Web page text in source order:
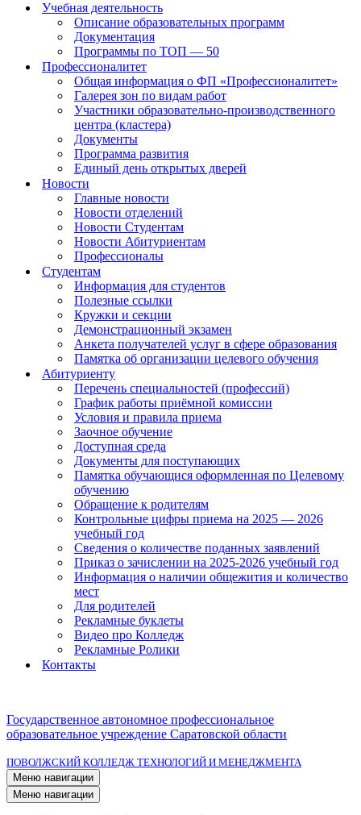
Учебная деятельность
Описание образовательных программ
Документация
Программы по ТОП — 50
Профессионалитет
Общая информация о ФП «Профессионалитет»
Галерея зон по видам работ
Участники образовательно-производственного
центра (кластера)
Документы
Программа развития
Единый день открытых дверей
Новости
Главные новости
Новости отделений
Новости Студентам
Новости Абитуриентам
Профессионалы
Студентам
Информация для студентов
Полезные ссылки
Кружки и секции
Демонстрационный экзамен
Анкета получателей услуг в сфере образования
Памятка об организации целевого обучения
Абитуриенту
Перечень специальностей (профессий)
График работы приёмной комиссии
Условия и правила приема
Заочное обучение
Доступная среда
Документы для поступающих
Памятка обучающися оформленная по Целевому
обучению
Обращение к родителям
Контрольные цифры приема на 2025 — 2026
учебный год
Сведения о количестве поданных заявлений
Приказ о зачислении на 2025-2026 учебный год
Информация о наличии общежития и количество
мест
Для родителей
Рекламные буклеты
Видео про Колледж
Рекламные Ролики
Контакты
Государственное автономное профессиональное
образовательное учреждение Саратовской области
ПОВОЛЖСКИЙ КОЛЛЕДЖ ТЕХНОЛОГИЙ И МЕНЕДЖМЕНТА
Меню навигации
Меню навигации